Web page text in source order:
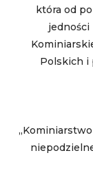
która od
jedności
Polskich i